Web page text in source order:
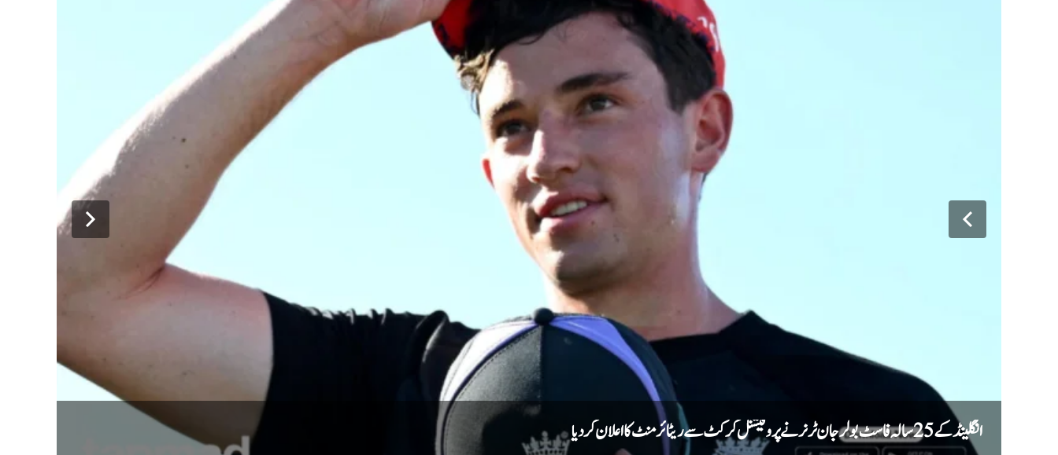
انگلینڈ کے 25 سالہ فاسٹ بولر جان ٹر نر نے پروفیشنل کرکٹ سے ریٹائرمنٹ کا اعلان کر دیا